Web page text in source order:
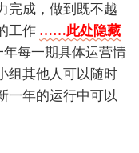
完成，做到既不越
工作 ……此处隐藏
每一期具体运营情
组其他人可以随时
一年的运行中可以